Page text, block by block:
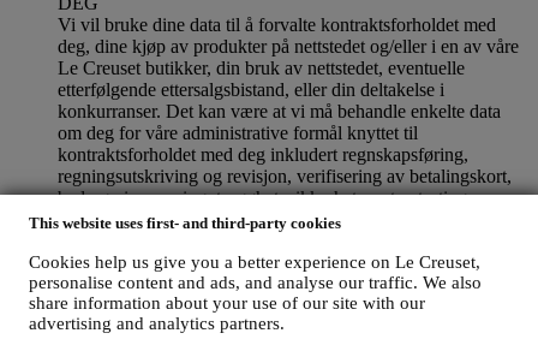
This website uses first- and third-party cookies
Cookies help us give you a better experience on Le Creuset,
personalise content and ads, and analyse our traffic. We also
share information about your use of our site with our
advertising and analytics partners.
Vi vil bruke dine data til å forvalte kontraktsforholdet med
deg, dine kjøp av produkter på nettstedet og/eller i en av våre
Le Creuset butikker, din bruk av nettstedet, eventuelle
etterfølgende ettersalgsbistand, eller din deltakelse i
konkurranser. Det kan være at vi må behandle enkelte data
om deg for våre administrative formål knyttet til
kontraktsforholdet med deg inkludert regnskapsføring,
regningsutskriving og revisjon, verifisering av betalingskort,
bedrageri-screening, trygghet, sikkerhet, systemtesting,
vedlikehold, og statistisk analyse, osv. Av og til kan vi ha
grunner. For eksempel, for å sende deg bekreftelse på ditt
kjøp. Vi vil også bruke dine data til å svare på dine
forespørsler som sendes gjennom våre nettstedsskjemaer eller
andre kanaler. Denne behandlingsaktiviteten er basert på den